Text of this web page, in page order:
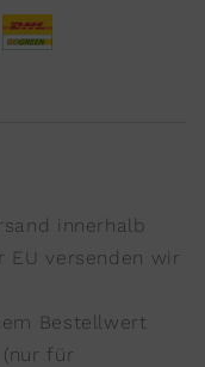
innerhalb
EU versenden wir
Bestellwert
für